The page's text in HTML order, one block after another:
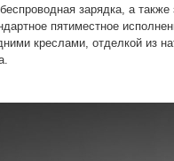
зарядка, а
пятиместное
креслами, отделкой из